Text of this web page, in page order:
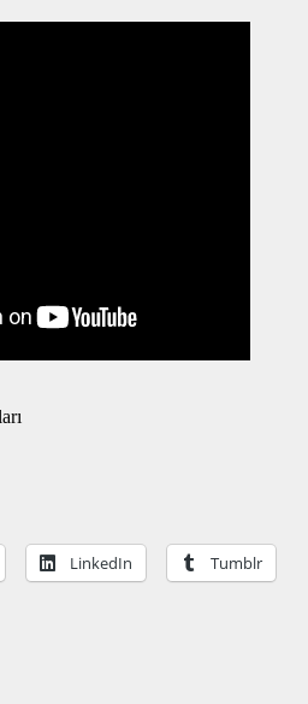
LinkedIn Tumblr